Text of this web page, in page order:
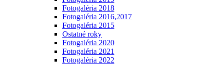
Fotogaléria 2018
Fotogaléria 2016,2017
Fotogaléria 2015
Ostatné roky
Fotogaléria 2020
Fotogaléria 2021
Fotogaléria 2022